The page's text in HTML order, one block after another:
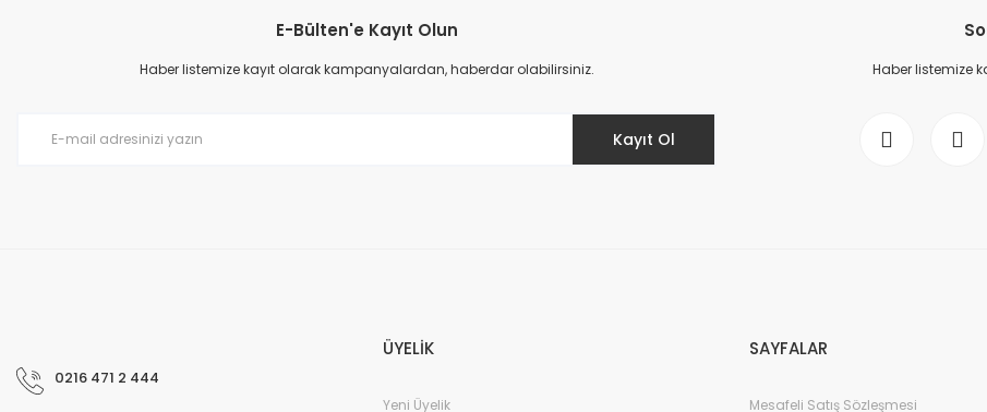
Ürün resmi kalitesiz, bozuk veya görüntülenemiyor.
Ürün açıklamasında eksik bilgiler bulunuyor.
E-Bülten'e Kayıt Olun
Haber listemize kayıt olarak kampanyalardan, haberdar olabilirsiniz.
Kayıt Ol
Haber listemize
0216 471 2 444
ÜYELİK
Yeni Üyelik
SAYFALAR
Mesafeli Satış Sözleşmesi